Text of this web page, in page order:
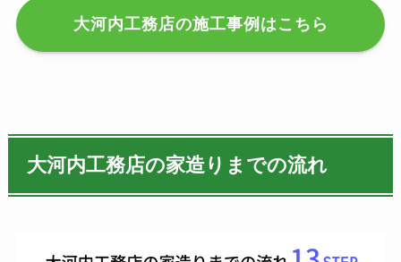
大河内工務店の施工事例はこちら
大河内工務店の家造りまでの流れ